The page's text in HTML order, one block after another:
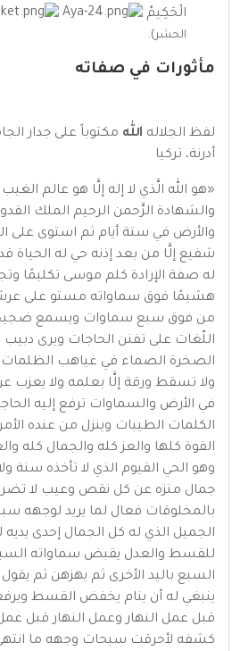
الْحَكِيمُ
الحشر).
مأثورات في صفاته
لفظ الجلاله الله مكتوباً على جدار
أدرنة، تركيا
«هو الله الَّذي لا إله إلَّا هو عالم الغيب
والشهادة الرَّحمن الرحيم الملك
والأرض في ستة أيام ثم استوى على
شفيع إلَّا من بعد إذنه حي له الحياة
له صفة الإرادة كلم موسى تكليمًا
هشيمًا فوق سماواته مستو على
من فوق سبع سماوات ويسمع ضجيج
اللّغات على تفنن الحاجات ويرى دبيب
الصخرة الصماء في غياهب الظلمات لا
ولا تسقط ورقة إلَّا بعلمه ولا يعزب
في الأرض والسماوات ترفع إليه
الكلمات الطيبات وينزل من عنده
القوة كلها والعز كله والجمال كله
وهو الحي القيوم الذي لا تأخذه سنة
جمال منزه عن كل نقص وعيب لا تضرب
بالمخلوقات فعال لما يريد لوجهه
الجميل الذي له كل الجمال إحدى
للقسط والعدل يقبض سماواته
السبع باليد الأخرى ثم يهزهن ثم يقول
ينبغي له أن ينام يخفض القسط
قبل عمل النهار وعمل النهار قبل عمل
كشفه لأحرقت سبحات وجهه ما